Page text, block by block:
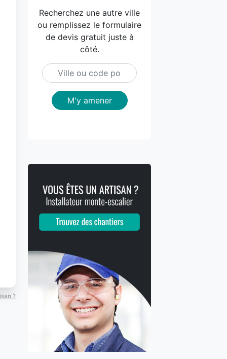
?
Recherchez une autre ville
ou remplissez le formulaire
de devis gratuit juste à
côté.
M'y amener